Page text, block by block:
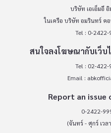
บริษัท เอเอ็มอี
ในเครือ บริษัท อมรินทร์ ค
Tel : 0-
สนใจลงโฆษณากับเว็บ
Tel : 02-
Email :
Report an issue
0-2422-
(จันทร์ - ศุกร์ เว